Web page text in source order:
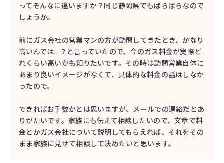
ってそんなに違いますか？同じ静岡県でもばらばらなので
しょうか。
前にガス会社の営業マンの方が訪問してきたとき、かなり
高いんでは…？と言っていたので、今のガス料金が実際ど
れくらい高いかも知りたいです。その時は訪問営業自体に
あまり良いイメージがなくて、具体的な料金の話はしなか
ったので。
できればお手数かとは思いますが、メールでの連絡だとあ
りがたいです。家族にも伝えて相談したいので、文章で料
金とかガス会社について説明してもらえれば、それをその
まま家族に見せて相談して決めたいと思います。